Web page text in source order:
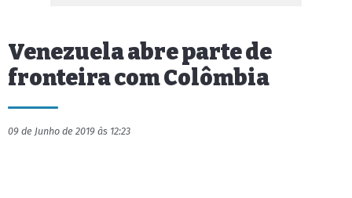
Venezuela abre parte de
fronteira com Colômbia
09 de Junho de 2019 às 12:23